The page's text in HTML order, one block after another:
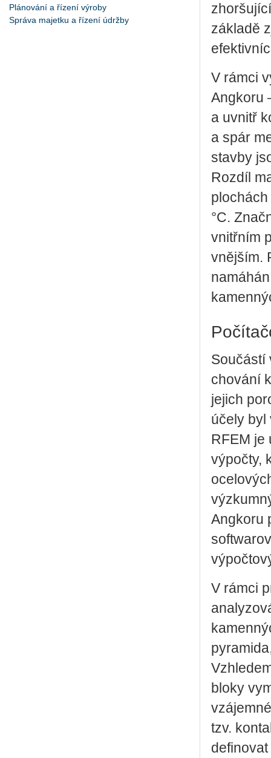
Plánování a řízení výroby
Správa majetku a řízení údržby
základě
V rámci
Angkoru
a uvnitř
a spár
stavby
Rozdíl
°C.
vnitřním
vnějším.
Součástí
chování
jejich
účely byl
RFEM je
výpočty,
Angkoru
V rámci
bloky
tzv.